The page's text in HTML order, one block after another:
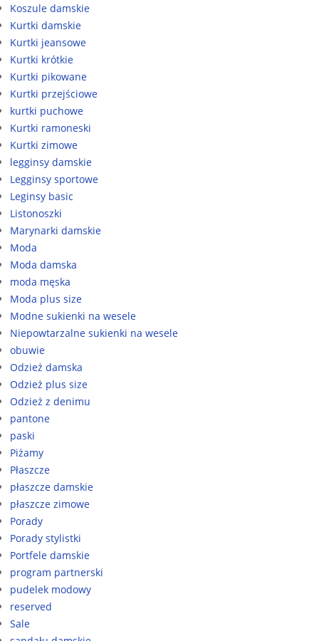
Koszule damskie
Kurtki damskie
Kurtki jeansowe
Kurtki krótkie
Kurtki pikowane
Kurtki przejściowe
kurtki puchowe
Kurtki ramoneski
Kurtki zimowe
legginsy damskie
Legginsy sportowe
Leginsy basic
Listonoszki
Marynarki damskie
Moda
Moda damska
moda męska
Moda plus size
Modne sukienki na wesele
Niepowtarzalne sukienki na wesele
obuwie
Odzież damska
Odzież plus size
Odzież z denimu
pantone
paski
Piżamy
Płaszcze
płaszcze damskie
płaszcze zimowe
Porady
Porady stylistki
Portfele damskie
program partnerski
pudelek modowy
reserved
Sale